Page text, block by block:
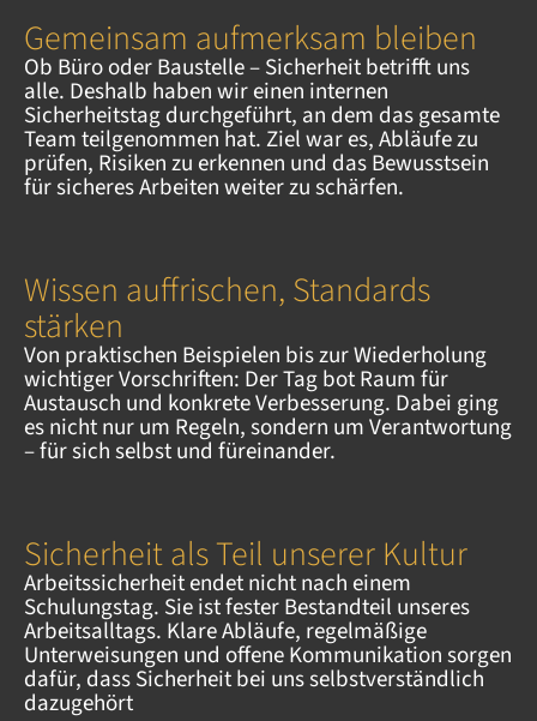
Gemeinsam aufmerksam bleiben
Ob Büro oder Baustelle – Sicherheit betrifft uns
alle. Deshalb haben wir einen internen
Sicherheitstag durchgeführt, an dem das gesamte
Team teilgenommen hat. Ziel war es, Abläufe zu
prüfen, Risiken zu erkennen und das Bewusstsein
für sicheres Arbeiten weiter zu schärfen.
Wissen auffrischen, Standards
stärken
Von praktischen Beispielen bis zur Wiederholung
wichtiger Vorschriften: Der Tag bot Raum für
Austausch und konkrete Verbesserung. Dabei ging
es nicht nur um Regeln, sondern um Verantwortung
– für sich selbst und füreinander.
Sicherheit als Teil unserer Kultur
Arbeitssicherheit endet nicht nach einem
Schulungstag. Sie ist fester Bestandteil unseres
Arbeitsalltags. Klare Abläufe, regelmäßige
Unterweisungen und offene Kommunikation sorgen
dafür, dass Sicherheit bei uns selbstverständlich
dazugehört